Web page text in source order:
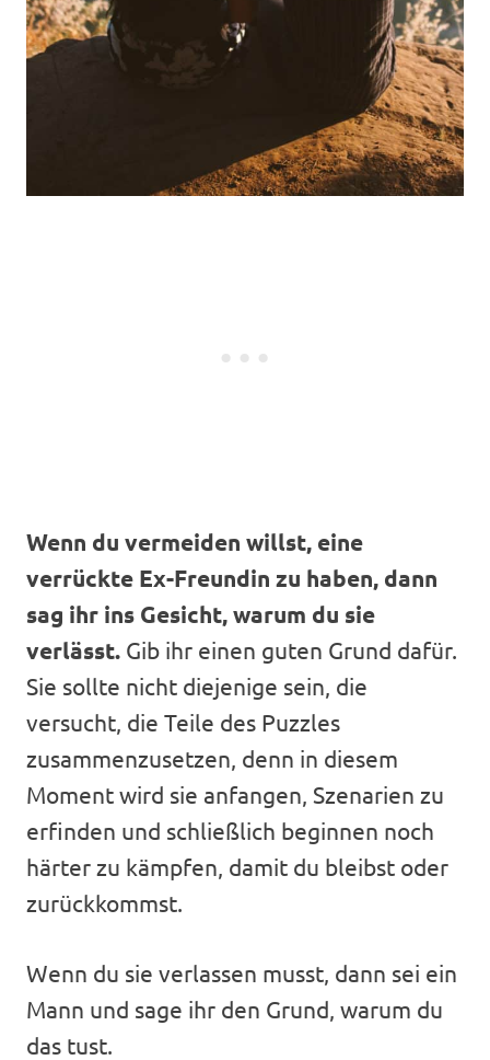
Wenn du vermeiden willst, eine
verrückte Ex-Freundin zu haben, dann
sag ihr ins Gesicht, warum du sie
verlässt. Gib ihr einen guten Grund dafür.
Sie sollte nicht diejenige sein, die
versucht, die Teile des Puzzles
zusammenzusetzen, denn in diesem
Moment wird sie anfangen, Szenarien zu
erfinden und schließlich beginnen noch
härter zu kämpfen, damit du bleibst oder
zurückkommst.
Wenn du sie verlassen musst, dann sei ein
Mann und sage ihr den Grund, warum du
das tust.